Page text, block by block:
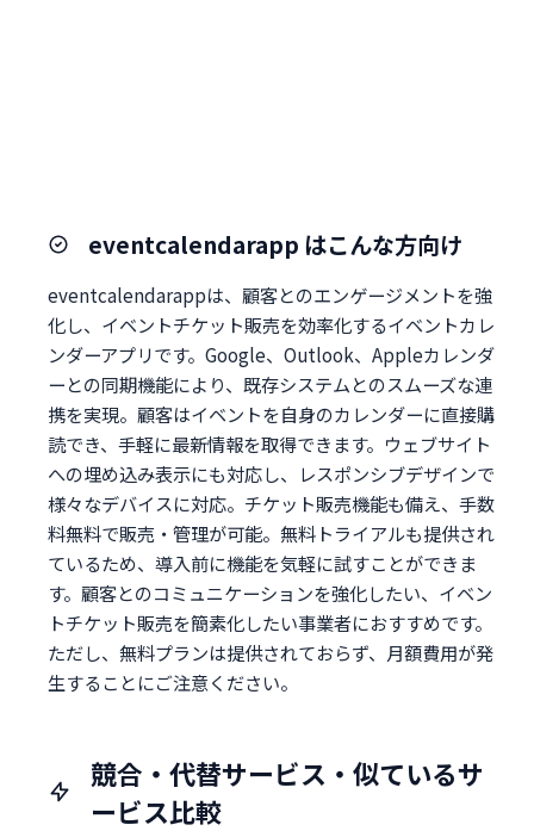
eventcalendarapp はこんな方向け
eventcalendarappは、顧客とのエンゲージメントを強
化し、イベントチケット販売を効率化するイベントカレ
ンダーアプリです。Google、Outlook、Appleカレンダ
ーとの同期機能により、既存システムとのスムーズな連
携を実現。顧客はイベントを自身のカレンダーに直接購
読でき、手軽に最新情報を取得できます。ウェブサイト
への埋め込み表示にも対応し、レスポンシブデザインで
様々なデバイスに対応。チケット販売機能も備え、手数
料無料で販売・管理が可能。無料トライアルも提供され
ているため、導入前に機能を気軽に試すことができま
す。顧客とのコミュニケーションを強化したい、イベン
トチケット販売を簡素化したい事業者におすすめです。
ただし、無料プランは提供されておらず、月額費用が発
生することにご注意ください。
競合・代替サービス・似ているサ
ービス比較